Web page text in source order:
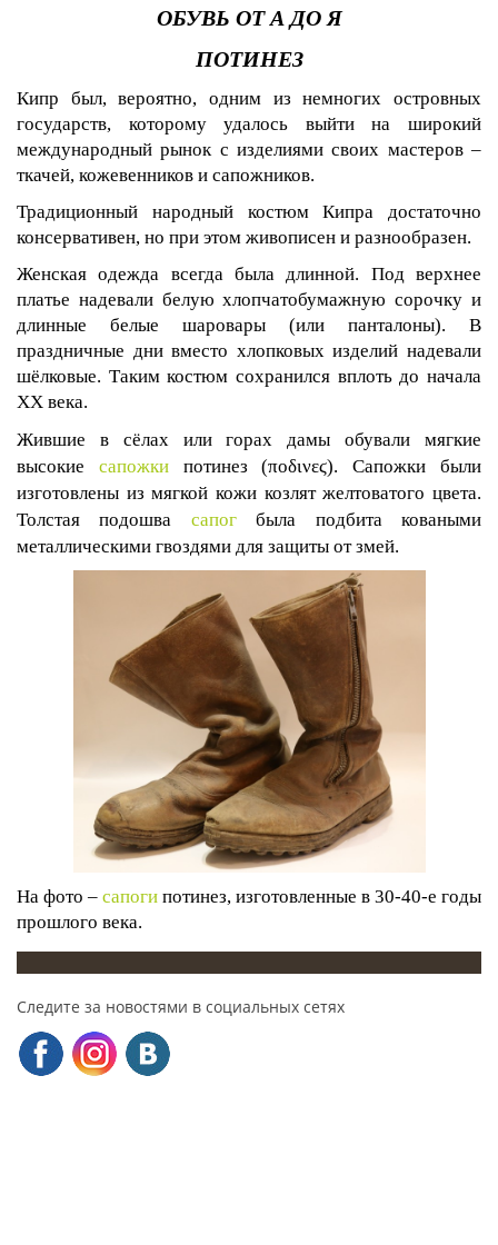
ОБУВЬ ОТ А ДО Я
ПОТИНЕЗ
Кипр был, вероятно, одним из немногих островных
государств, которому удалось выйти на широкий
международный рынок с изделиями своих мастеров –
ткачей, кожевенников и сапожников.
Традиционный народный костюм Кипра достаточно
консервативен, но при этом живописен и разнообразен.
Женская одежда всегда была длинной. Под верхнее
платье надевали белую хлопчатобумажную сорочку и
длинные белые шаровары (или панталоны). В
праздничные дни вместо хлопковых изделий надевали
шёлковые. Таким костюм сохранился вплоть до начала
XX века.
Жившие в сёлах или горах дамы обували мягкие
высокие сапожкипотинез (ποδινεϛ). Сапожки были
изготовлены из мягкой кожи козлят желтоватого цвета.
Толстая подошва сапогбыла подбита коваными
металлическими гвоздями для защиты от змей.
На фото – сапоги потинез, изготовленные в 30-40-е годы
прошлого века.
Следите за новостями в социальных сетях